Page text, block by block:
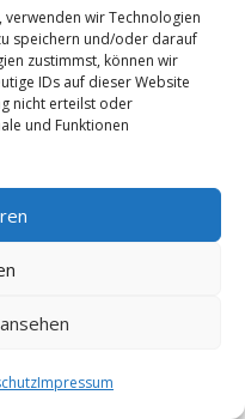
wir Technologien
speichern und/oder darauf
zustimmst, können wir
IDs auf dieser Website
nicht erteilst oder
und Funktionen
Impressum
(13.84 km)
(14.44 km)
(14.46 km)
(14.96 km)
(15.47 km)